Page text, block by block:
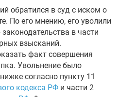
обратился в суд с иском о
По его мнению, его уволили
в части
взысканий.
факт совершения
Увольнение было
согласно пункту 11
кодекса РФ и части 2